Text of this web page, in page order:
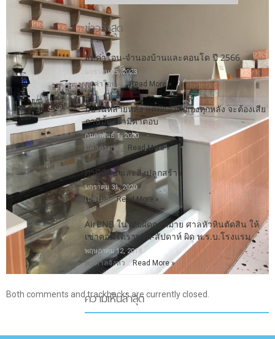
Both comments and trackbacks are currently closed.
ข่าวล่าสุด
ลดค่าโอน-จำนองบ้านและคอนโด ปี 2566
มกราคม 25, 2023
ลดค่าโอน-จ …Read More »
มีบ้านหลายหลัง แค่พักอาศัยเองทุกหลัง จะต้องเสีย
ภาษีมั้ย เรามีคำตอบ
กุมภาพันธ์ 1, 2020
มีคำถาม เร … Read More »
ภาษีที่ดิน และสิ่งปลูกสร้าง
มกราคม 31, 2020
เมื่อไม่กี …Read More »
AirBNB ในไทยผิดกฎหมาย ศาลหัวหินตัดสิน ให้
เช่าคอนโดรายวัน-สัปดาห์ ผิด พ.ร.บ.โรงแรม
พฤษภาคม 12, 2018
พบศาลจังหว …Read More »
ความเห็นล่าสุด